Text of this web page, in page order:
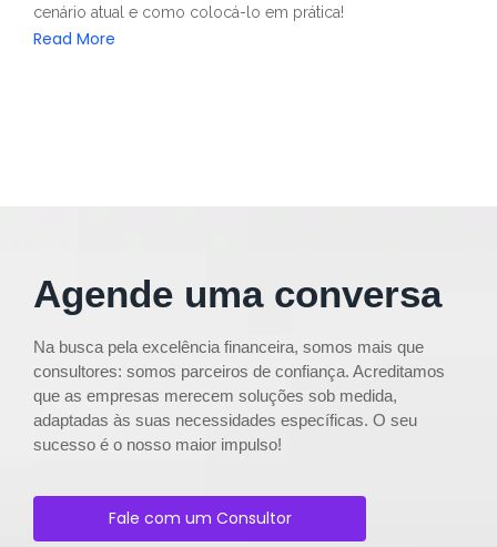
cenário atual e como colocá-lo em prática!
Read More
Agende uma conversa
Na busca pela excelência financeira, somos mais que
consultores: somos parceiros de confiança. Acreditamos
que as empresas merecem soluções sob medida,
adaptadas às suas necessidades específicas. O seu
sucesso é o nosso maior impulso!
Fale com um Consultor